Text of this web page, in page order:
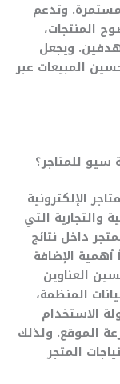
وتدعم
المنتجات،
ويجعل
المبيعات عبر
سيو للمتاجر؟
الإلكترونية
والتجارية التي
داخل نتائج
أهمية الإضافة
العناوين
المنظمة،
الاستخدام
الموقع. ولذلك
المتجر